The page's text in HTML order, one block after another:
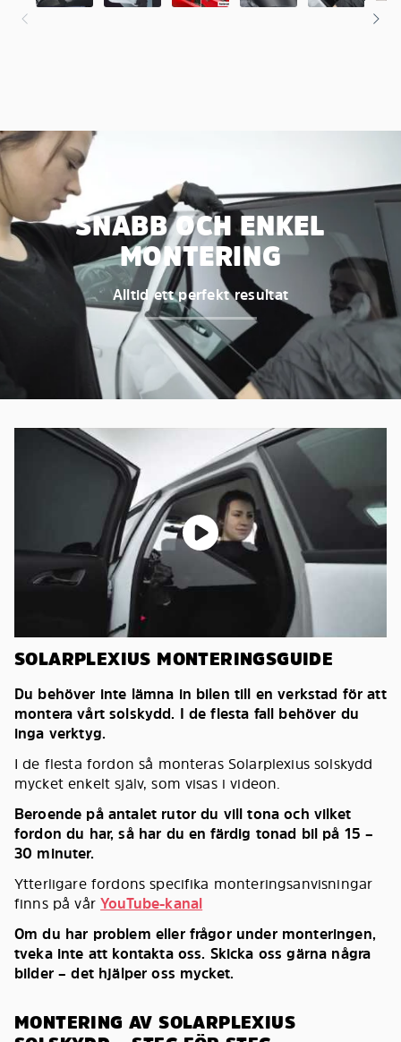
SNABB OCH ENKEL
MONTERING
Alltid ett perfekt resultat
SOLARPLEXIUS MONTERINGSGUIDE
Du behöver inte lämna in bilen till en verkstad för att
montera vårt solskydd. I de flesta fall behöver du
inga verktyg.
I de flesta fordon så monteras Solarplexius solskydd
mycket enkelt själv, som visas i videon.
Beroende på antalet rutor du vill tona och vilket
fordon du har, så har du en färdig tonad bil på 15 –
30 minuter.
Ytterligare fordons specifika monteringsanvisningar
finns på vårYouTube-kanal
Om du har problem eller frågor under monteringen,
tveka inte att kontakta oss. Skicka oss gärna några
bilder – det hjälper oss mycket.
MONTERING AV SOLARPLEXIUS